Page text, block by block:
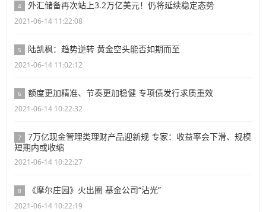
4 外汇储备再次站上3.2万亿美元！仍将延续稳定态势
2021-06-14 11:22:08
5 陆凯枫：趋势逆转 黄金空头能否如期而至
2021-06-14 11:02:12
6 额度更加精准、节奏更加稳健 专项债发行求质重效
2021-06-14 10:22:32
7
7万亿现金管理类理财产品迎新规 专家：收益率会下滑、规模
短期内或收缩
2021-06-14 10:22:27
8 《摩尔庄园》火出圈 基金公司“沾光”
2021-06-14 10:22:19